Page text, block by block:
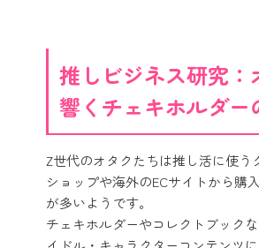
推しビジネス研究：
響くチェキホルダー
Z世代のオタクたちは推し活に使う
ショップや海外のECサイトから購
が多いようです。
チェキホルダーやコレクトブック